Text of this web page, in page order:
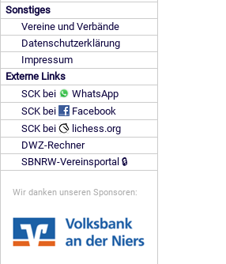
Sonstiges
Vereine und Verbände
Datenschutzerklärung
Impressum
Externe Links
SCK bei
WhatsApp
SCK bei
Facebook
SCK bei
lichess.org
DWZ-Rechner
SBNRW-Vereinsportal 🔒
Wir danken unseren Sponsoren: